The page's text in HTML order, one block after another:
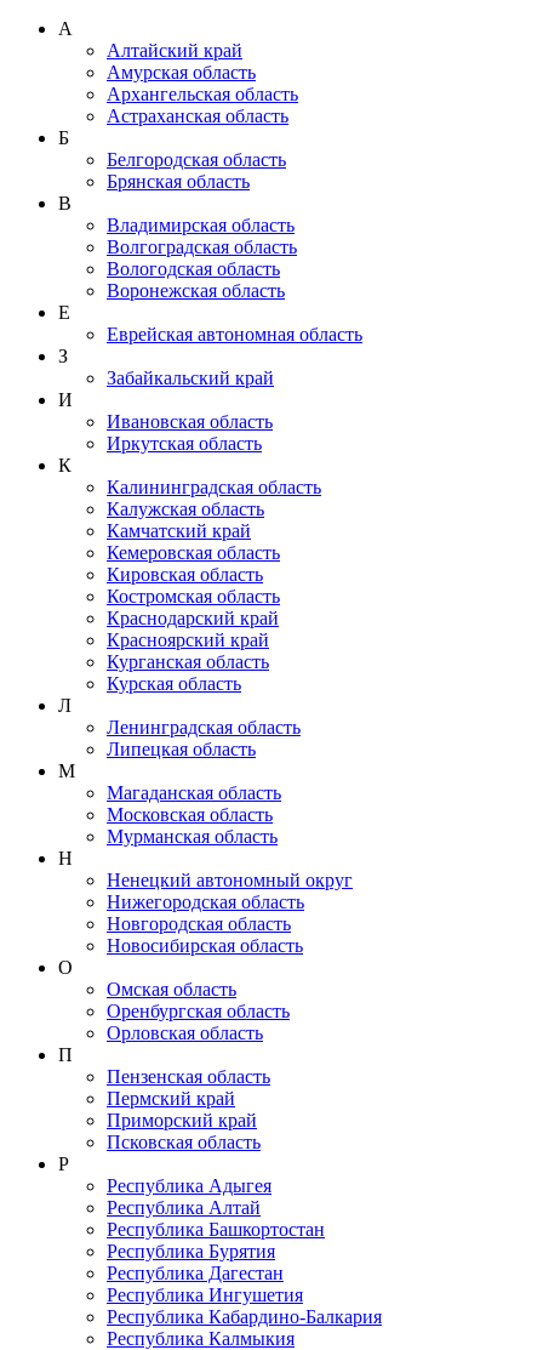
А
Алтайский край
Амурская область
Архангельская область
Астраханская область
Б
Белгородская область
Брянская область
В
Владимирская область
Волгоградская область
Вологодская область
Воронежская область
Е
Еврейская автономная область
З
Забайкальский край
И
Ивановская область
Иркутская область
К
Калининградская область
Калужская область
Камчатский край
Кемеровская область
Кировская область
Костромская область
Краснодарский край
Красноярский край
Курганская область
Курская область
Л
Ленинградская область
Липецкая область
М
Магаданская область
Московская область
Мурманская область
Н
Ненецкий автономный округ
Нижегородская область
Новгородская область
Новосибирская область
О
Омская область
Оренбургская область
Орловская область
П
Пензенская область
Пермский край
Приморский край
Псковская область
Р
Республика Адыгея
Республика Алтай
Республика Башкортостан
Республика Бурятия
Республика Дагестан
Республика Ингушетия
Республика Кабардино-Балкария
Республика Калмыкия